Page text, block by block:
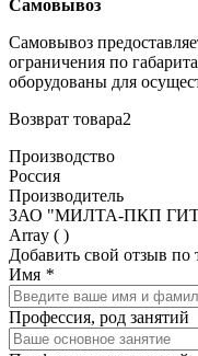
Самовывоз
Самовывоз
ограничения по
оборудованы для
Возврат товара2
Производство
Россия
Производитель
ЗАО "МИЛТА-ПКП
Array ( )
Добавить свой отзыв по
Имя *
Профессия, род занятий